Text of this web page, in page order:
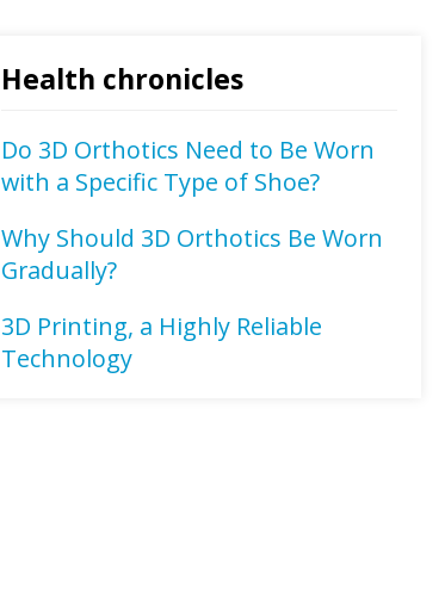
Health chronicles
Do 3D Orthotics Need to Be Worn
with a Specific Type of Shoe?
Why Should 3D Orthotics Be Worn
Gradually?
3D Printing, a Highly Reliable
Technology